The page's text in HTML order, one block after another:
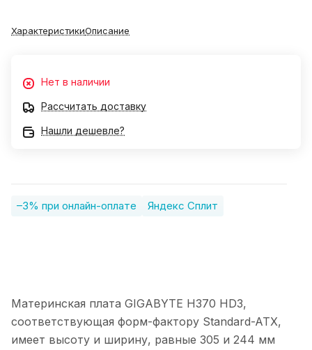
ХарактеристикиОписание
Нет в наличии
Рассчитать доставку
Нашли дешевле?
–3% при онлайн-оплате Яндекс Сплит
Материнская плата GIGABYTE H370 HD3,
соответствующая форм-фактору Standard-ATX,
имеет высоту и ширину, равные 305 и 244 мм